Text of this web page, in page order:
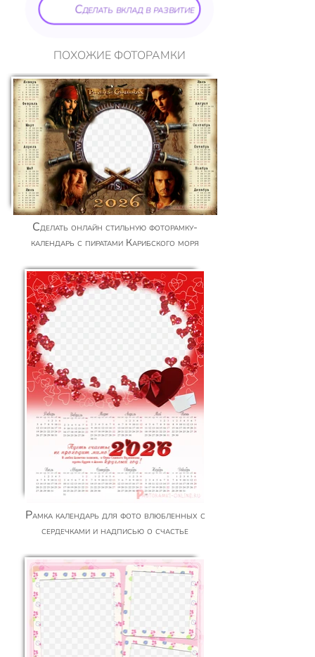
Сделать вклад в развитие
ПОХОЖИЕ ФОТОРАМКИ
Сделать онлайн стильную фоторамку-
календарь с пиратами Карибского моря
Рамка календарь для фото влюбленных с
сердечками и надписью о счастье